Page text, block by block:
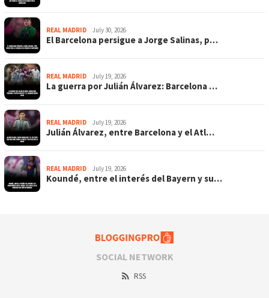
REAL MADRID July 30, 2026
El Barcelona persigue a Jorge Salinas, p…
REAL MADRID July 19, 2026
La guerra por Julián Álvarez: Barcelona …
REAL MADRID July 19, 2026
Julián Álvarez, entre Barcelona y el Atl…
REAL MADRID July 19, 2026
Koundé, entre el interés del Bayern y su…
SOCIAL NETWORK
RSS